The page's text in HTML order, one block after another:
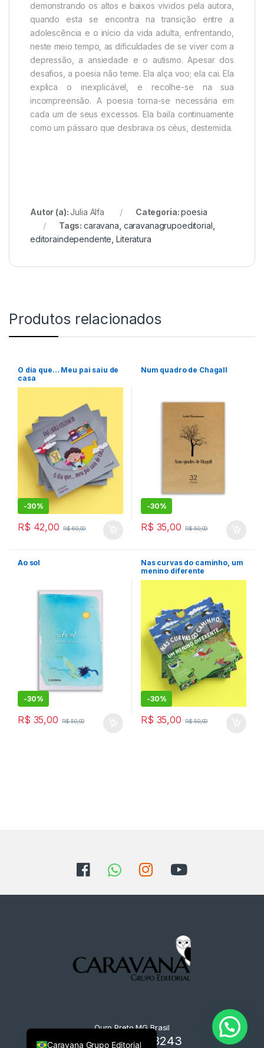
demonstrando os altos e baixos vividos pela autora,
quando esta se encontra na transição entre a
adolescência e o início da vida adulta, enfrentando,
neste meio tempo, as dificuldades de se viver com a
depressão, a ansiedade e o autismo. Apesar dos
desafios, a poesia não teme. Ela alça voo; ela cai. Ela
explica o inexplicável, e recolhe-se na sua
incompreensão. A poesia torna-se necessária em
cada um de seus excessos. Ela baila continuamente
como um pássaro que desbrava os céus, destemida.
Autor (a):Julia Alfa Categoria:poesia
Tags:caravana caravanagrupoeditorial
editoraindependente ,Literatura
Produtos relacionados
O dia que… Meu pai saiu de
casa
-30%
R$ 42,00 R$60,00
Num quadro de Chagall
-30%
R$ 35,00 R$50,00
Ao sol
-30%
R$ 35,00 R$50,00
Nas curvas do caminho, um
menino diferente
-30%
R$ 35,00 R$50,00
Ouro Preto MG Brasil
+55 31 9125-8243
Caravana Grupo Editorial